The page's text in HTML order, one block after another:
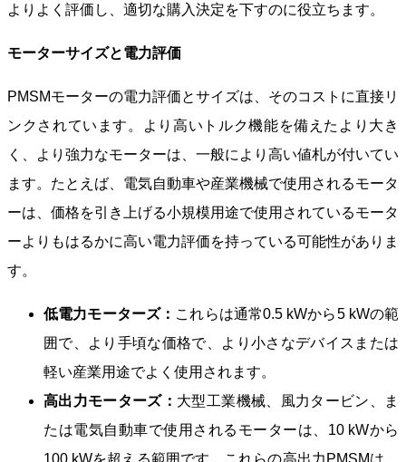
よりよく評価し、適切な購入決定を下すのに役立ちます。
モーターサイズと電力評価
PMSMモーターの電力評価とサイズは、そのコストに直接リ
ンクされています。より高いトルク機能を備えたより大き
く、より強力なモーターは、一般により高い値札が付いてい
ます。たとえば、電気自動車や産業機械で使用されるモータ
ーは、価格を引き上げる小規模用途で使用されているモータ
ーよりもはるかに高い電力評価を持っている可能性がありま
す。
低電力モーターズ： これらは通常0.5 kWから5 kWの範
囲で、より手頃な価格で、より小さなデバイスまたは
軽い産業用途でよく使用されます。
高出力モーターズ： 大型工業機械、風力タービン、ま
たは電気自動車で使用されるモーターは、10 kWから
100 kWを超える範囲です。これらの高出力PMSMは、